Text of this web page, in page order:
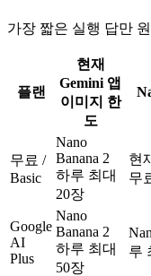
가장 짧은 실행 답만
플랜
현재
Gemini 앱
이미지 한
도
무료 /
Basic
Nano
Banana 2
하루 최대
20장
현
무
Google
AI
Plus
Nano
Banana 2
하루 최대
50장
루